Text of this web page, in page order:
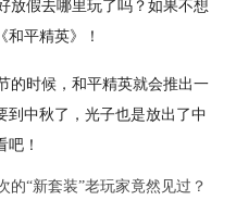
放假去哪里玩了吗？如果不想
平精英》！
的时候，和平精英就会推出一
到中秋了，光子也是放出了中
！